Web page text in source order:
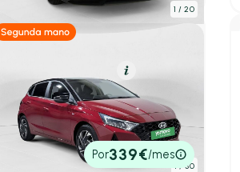
1 / 20
1/ 30
Hyundai i20
1.0 TGDI 74kW (100CV) 48V Tecno
202156.621 km100cvManual
16.490€ Por339€/mes